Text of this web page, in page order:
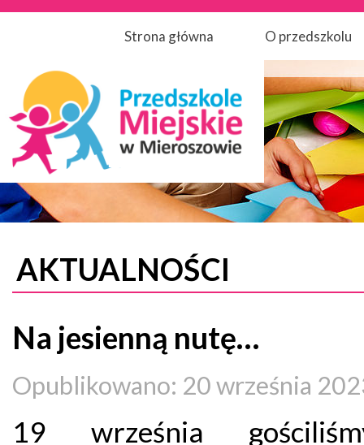
Strona główna O przedszkolu
AKTUALNOŚCI
Na jesienną nutę…
Opublikowano: 20 września
19 września